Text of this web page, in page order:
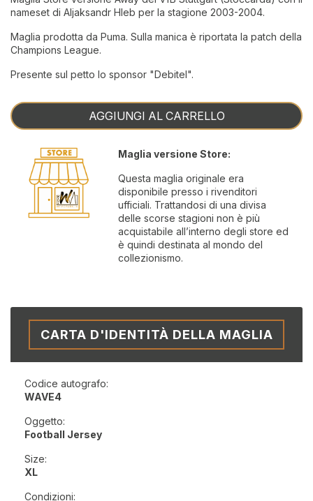
nameset di Aljaksandr Hleb per la stagione 2003-2004.
Maglia prodotta da Puma. Sulla manica è riportata la patch della
Champions League.
Presente sul petto lo sponsor "Debitel".
AGGIUNGI AL CARRELLO
Maglia versione Store:
Questa maglia originale era
disponibile presso i rivenditori
ufficiali. Trattandosi di una divisa
delle scorse stagioni non è più
acquistabile all’interno degli store ed
è quindi destinata al mondo del
collezionismo.
CARTA D'IDENTITÀ DELLA MAGLIA
Codice autografo:
WAVE4
Oggetto:
Football Jersey
Size:
XL
Condizioni: